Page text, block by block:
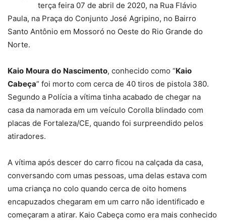
terça feira 07 de abril de 2020, na Rua Flávio
Paula, na Praça do Conjunto José Agripino, no Bairro
Santo Antônio em Mossoró no Oeste do Rio Grande do
Norte.
Kaio Moura do Nascimento, conhecido como “Kaio
Cabeça” foi morto com cerca de 40 tiros de pistola 380.
Segundo a Polícia a vítima tinha acabado de chegar na
casa da namorada em um veículo Corolla blindado com
placas de Fortaleza/CE, quando foi surpreendido pelos
atiradores.
A vítima após descer do carro ficou na calçada da casa,
conversando com umas pessoas, uma delas estava com
uma criança no colo quando cerca de oito homens
encapuzados chegaram em um carro não identificado e
começaram a atirar. Kaio Cabeça como era mais conhecido